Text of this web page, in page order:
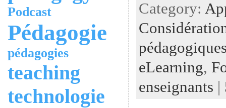
Podcast
Pédagogie
pédagogies
teaching
technologie
Category:
eLearning,
enseignants |